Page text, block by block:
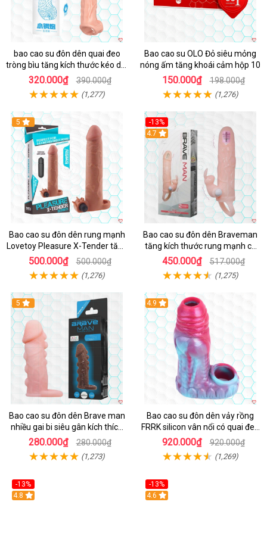
bao cao su đôn dên quai đeo
tròng bìu tăng kích thước kéo dài
thời gian
320.000₫ 390.000₫
(1,277)
Bao cao su OLO Đỏ siêu mỏng
nóng ấm tăng khoái cảm hộp 10
150.000₫ 198.000₫
(1,276)
Hot
5
Bao cao su đôn dên rung mạnh
Lovetoy Pleasure X-Tender tăng
kích cỡ, siêu sướng
500.000₫ 500.000₫
(1,276)
-13%
Hot
4.7
Bao cao su đôn dên Braveman
tăng kích thước rung mạnh có
quai đeo hấp dẫn
450.000₫ 517.000₫
(1,275)
5
Bao cao su đôn dên Brave man
nhiều gai bi siêu gân kích thích
cực mạnh
280.000₫ 280.000₫
(1,273)
4.9
Bao cao su đôn dên vảy rồng
FRRK silicon vân nổi có quai đeo
bìu tăng khoái cảm
920.000₫ 920.000₫
(1,269)
-13%
Hot
4.8
-13%
4.6